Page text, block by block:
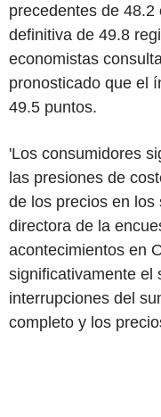
precedentes de
definitiva de 49.8
economistas
pronosticado que el
49.5 puntos.
'Los consumidores
las presiones de
de los precios en los
directora de la
acontecimientos en
significativamente el
interrupciones del
completo y los